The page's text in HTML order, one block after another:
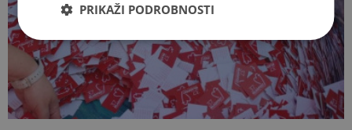
PRIKAŽI PODROBNOSTI